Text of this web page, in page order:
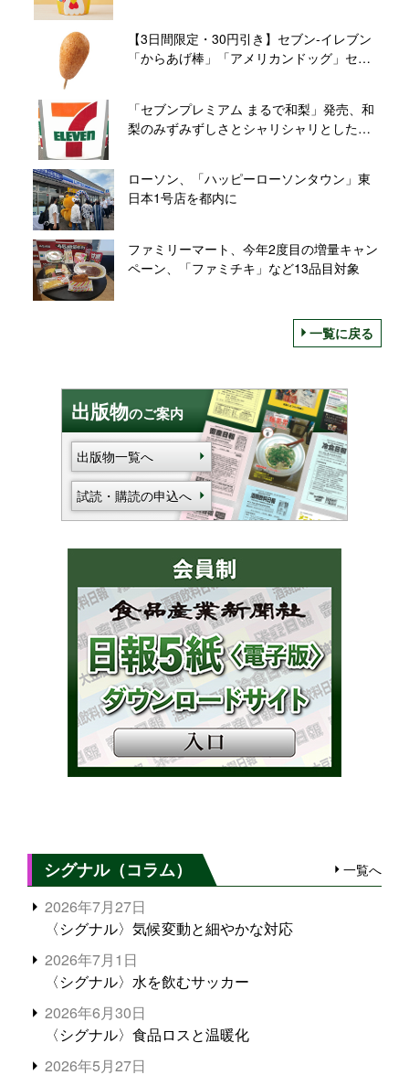
【3日間限定・30円引き】セブン‐イレブン
「からあげ棒」「アメリカンドッグ」セー
「セブンプレミアム まるで和梨」発売、和
梨のみずみずしさとシャリシャリとした食
ローソン、「ハッピーローソンタウン」東
日本1号店を都内に
ファミリーマート、今年2度目の増量キャン
ペーン、「ファミチキ」など13品目対象
一覧に戻る
出版物のご案内
出版物一覧へ
試読・購読の申込へ
シグナル（コラム） 一覧へ
2026年7月27日
〈シグナル〉気候変動と細やかな対応
2026年7月1日
〈シグナル〉水を飲むサッカー
2026年6月30日
〈シグナル〉食品ロスと温暖化
2026年5月27日